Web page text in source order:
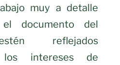
muy a detalle
documento del
reflejados
los intereses de